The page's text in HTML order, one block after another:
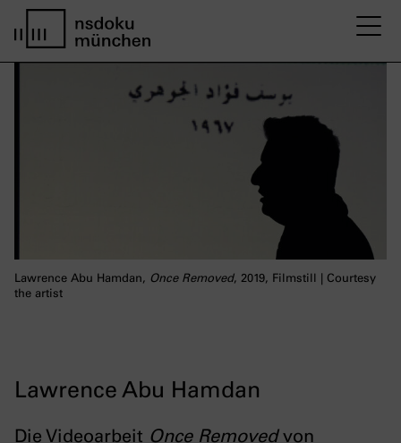
Lawrence Abu Hamdan, Once Removed, 2019, Filmstill | Courtesy
the artist
Lawrence Abu Hamdan
Die Videoarbeit Once Removedvon